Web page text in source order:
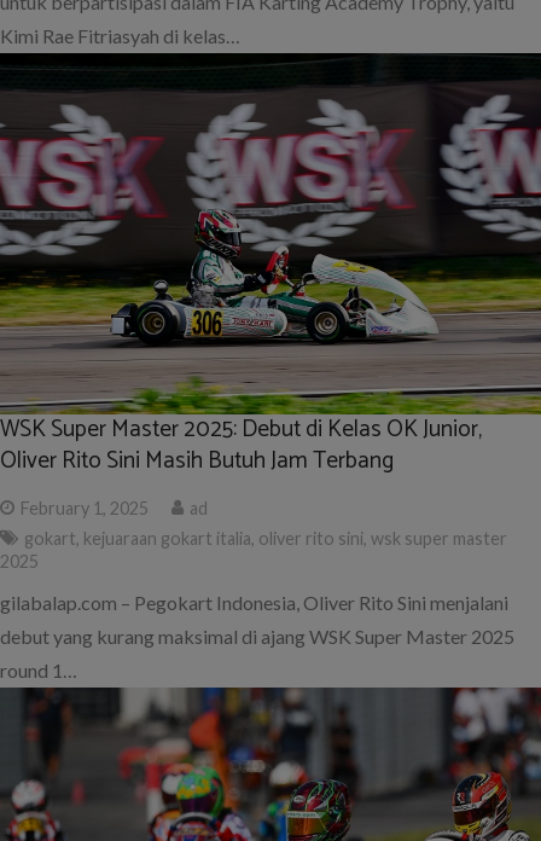
Kimi Rae Fitriasyah di kelas…
WSK Super Master 2025: Debut di Kelas OK Junior,
Oliver Rito Sini Masih Butuh Jam Terbang
February 1, 2025
ad
gokart, kejuaraan gokart italia, oliver rito sini, wsk super master
2025
gilabalap.com – Pegokart Indonesia, Oliver Rito Sini menjalani
debut yang kurang maksimal di ajang WSK Super Master 2025
round 1…